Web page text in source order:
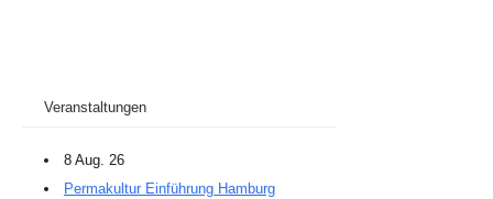
Veranstaltungen
8 Aug. 26
Permakultur Einführung Hamburg